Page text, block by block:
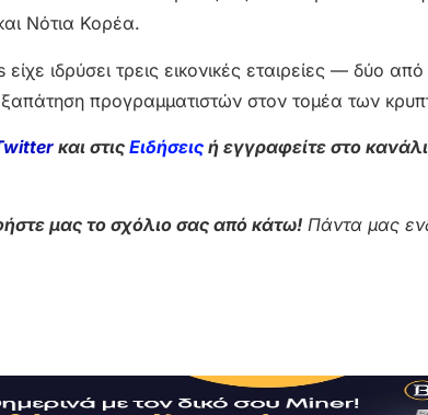
Νότια Κορέα.
ιδρύσει τρεις εικονικές εταιρείες — δύο
προγραμματιστών στον τομέα των
και στις Ειδήσεις ή εγγραφείτε στο
μας το σχόλιο σας από κάτω! Πάντα μας